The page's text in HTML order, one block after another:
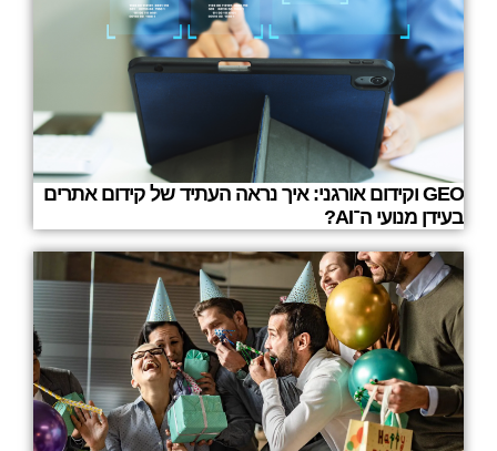
GEO וקידום אורגני: איך נראה העתיד של קידום אתרים
בעידן מנועי ה־AI?